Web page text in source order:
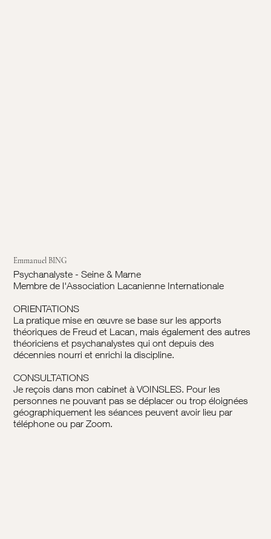
Emmanuel BING
Psychanalyste - Seine & Marne
Membre de l'Association Lacanienne Internationale
ORIENTATIONS
La pratique mise en œuvre se base sur les apports
théoriques de Freud et Lacan, mais également des autres
théoriciens et psychanalystes qui ont depuis des
décennies nourri et enrichi la discipline.
CONSULTATIONS
Je reçois dans mon cabinet à VOINSLES. Pour les
personnes ne pouvant pas se déplacer ou trop éloignées
géographiquement les séances peuvent avoir lieu par
téléphone ou par Zoom.